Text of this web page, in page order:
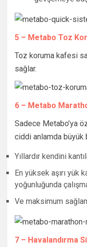
5 – Metabo Toz
Toz koruma kafesi
sağlar.
6 – Metabo
Sadece Metabo’ya
ciddi anlamda büyük
Yıllardır kendini
En yüksek aşırı yük
yoğunluğunda
Ve maksimum
7 – Havalandırma